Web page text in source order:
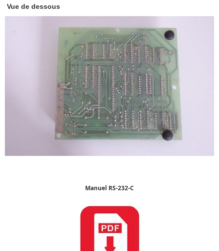
Vue de dessous
Manuel RS-232-C